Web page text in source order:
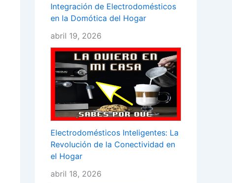
Integración de Electrodomésticos
en la Domótica del Hogar
abril 19, 2026
Electrodomésticos Inteligentes: La
Revolución de la Conectividad en
el Hogar
abril 18, 2026